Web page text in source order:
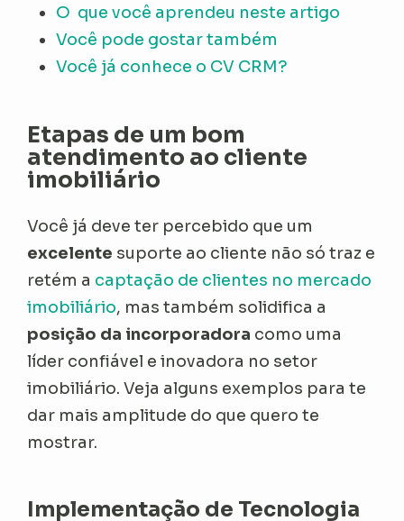
O que você aprendeu neste artigo
Você pode gostar também
Você já conhece o CV CRM?
Etapas de um bom
atendimento ao cliente
imobiliário
Você já deve ter percebido que um
excelente suporte ao cliente não só traz e
retém a captação de clientes no mercado
imobiliário, mas também solidifica a
posição da incorporadora como uma
líder confiável e inovadora no setor
imobiliário. Veja alguns exemplos para te
dar mais amplitude do que quero te
mostrar.
Implementação de Tecnologia